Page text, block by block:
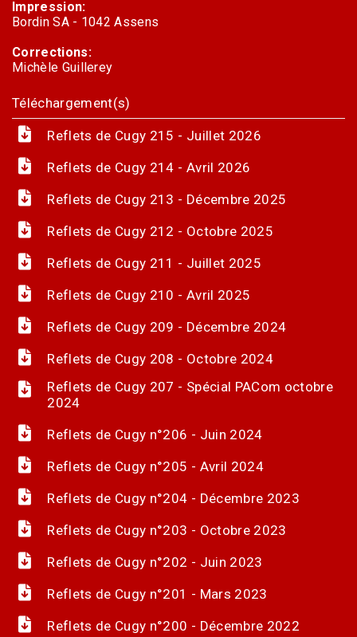
Impression:
Bordin SA - 1042 Assens
Corrections:
Michèle Guillerey
Téléchargement(s)
Reflets de Cugy 215 - Juillet 2026
Reflets de Cugy 214 - Avril 2026
Reflets de Cugy 213 - Décembre 2025
Reflets de Cugy 212 - Octobre 2025
Reflets de Cugy 211 - Juillet 2025
Reflets de Cugy 210 - Avril 2025
Reflets de Cugy 209 - Décembre 2024
Reflets de Cugy 208 - Octobre 2024
Reflets de Cugy 207 - Spécial PACom octobre
2024
Reflets de Cugy n°206 - Juin 2024
Reflets de Cugy n°205 - Avril 2024
Reflets de Cugy n°204 - Décembre 2023
Reflets de Cugy n°203 - Octobre 2023
Reflets de Cugy n°202 - Juin 2023
Reflets de Cugy n°201 - Mars 2023
Reflets de Cugy n°200 - Décembre 2022